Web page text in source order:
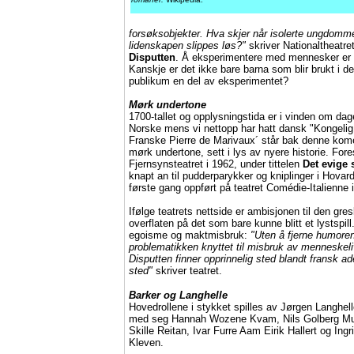
forsøksobjekter. Hva skjer når isolerte
lidenskapen slippes løs?" skriver
Disputten. Å eksperimentere med mennesker
Kanskje er det ikke bare barna som blir brukt i
publikum en del av eksperimentet?
Mørk undertone
1700-tallet og opplysningstida er i vinden om
Norske mens vi nettopp har hatt dansk
Franske Pierre de Marivaux´ står bak denne
mørk undertone, sett i lys av nyere historie.
Fjernsynsteatret i 1962, under tittelen Det evige
knapt an til pudderparykker og kniplinger i
første gang oppført på teatret Comédie-Italienne
Ifølge teatrets nettside er ambisjonen til den
overflaten på det som bare kunne blitt et
egoisme og maktmisbruk: "Uten å fjerne
problematikken knyttet til misbruk av
Disputten finner opprinnelig sted blandt fransk
sted" skriver teatret.
Barker og Langhelle
Hovedrollene i stykket spilles av Jørgen
med seg Hannah Wozene Kvam, Nils Golberg
Skille Reitan, Ivar Furre Aam Eirik Hallert og
Kleven.